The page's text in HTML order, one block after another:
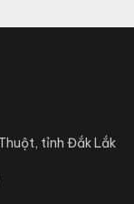
tỉnh Đắk Lắk